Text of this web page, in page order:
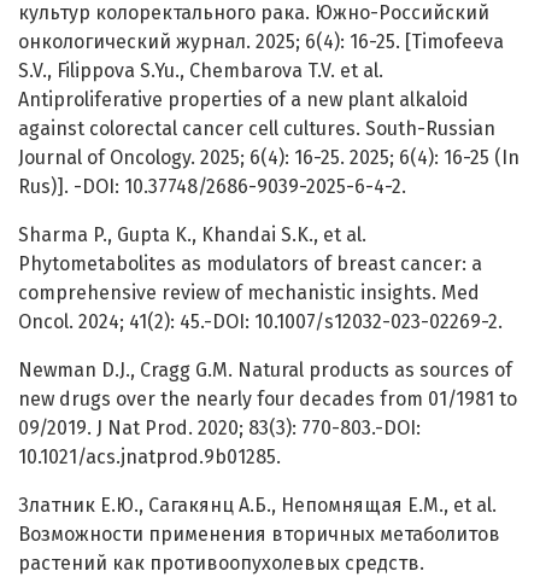
культур колоректального рака. Южно-Российский
онкологический журнал. 2025; 6(4): 16-25. [Timofeeva
S.V., Filippova S.Yu., Chembarova T.V. et al.
Antiproliferative properties of a new plant alkaloid
against colorectal cancer cell cultures. South-Russian
Journal of Oncology. 2025; 6(4): 16-25. 2025; 6(4): 16-25 (In
Rus)]. -DOI: 10.37748/2686-9039-2025-6-4-2.
Sharma P., Gupta K., Khandai S.K., et al.
Phytometabolites as modulators of breast cancer: a
comprehensive review of mechanistic insights. Med
Oncol. 2024; 41(2): 45.-DOI: 10.1007/s12032-023-02269-2.
Newman D.J., Cragg G.M. Natural products as sources of
new drugs over the nearly four decades from 01/1981 to
09/2019. J Nat Prod. 2020; 83(3): 770-803.-DOI:
10.1021/acs.jnatprod.9b01285.
Златник Е.Ю., Сагакянц А.Б., Непомнящая Е.М., et al.
Возможности применения вторичных метаболитов
растений как противоопухолевых средств.